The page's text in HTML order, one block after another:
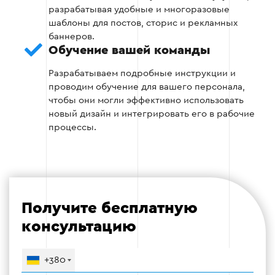
Этап 3
Этап 4 — Внедрение и запуск
социальных сетей.
Оценка эффективности визуального
контента через аналитические
инструменты.
Внесение коррективов при
разрабатывая удобные и многоразовые
шаблоны для постов, сторис и рекламных
баннеров.
Обучение вашей команды
Разрабатываем подробные инструкции и
проводим обучение для вашего персонала,
чтобы они могли эффективно использовать
новый дизайн и интегрировать его в рабочие
процессы.
Получите бесплатную
консультацию
+380